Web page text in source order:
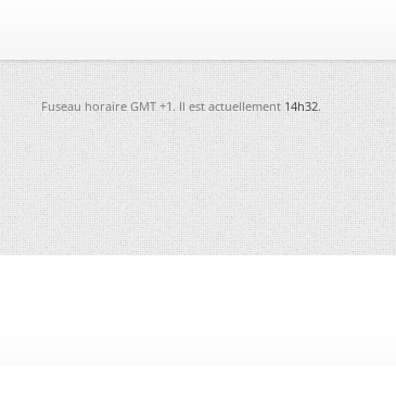
Fuseau horaire GMT +1. Il est actuellement14h32.